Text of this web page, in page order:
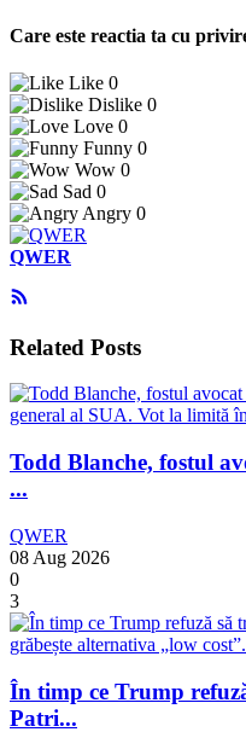
Care este reactia ta cu
Like 0
Dislike 0
Love 0
Funny 0
Wow 0
Sad 0
Angry 0
QWER
Related Posts
Todd Blanche, fostul
...
QWER
08 Aug 2026
0
3
În timp ce Trump
Patri...